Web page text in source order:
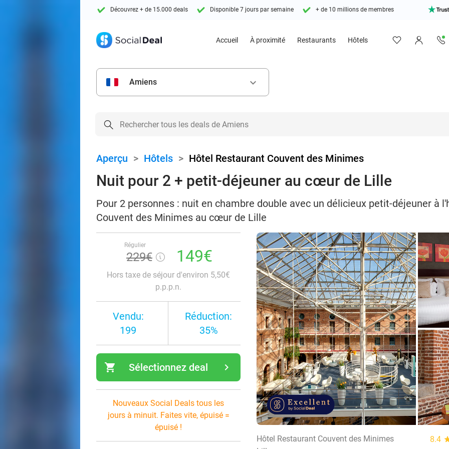
Découvrez + de 15.000 deals Disponible 7 jours par semaine + de 10 millions de membres
Accueil À proximité Restaurants Hôtels
Amiens keyboard_arrow_down
Aperçu > Hôtels > Hôtel Restaurant Couvent des Minimes
Nuit pour 2 + petit-déjeuner au cœur de Lille
Pour 2 personnes : nuit en chambre double avec un délicieux petit-déjeuner à
Couvent des Minimes au cœur de Lille
Régulier
229€ 149€
Hors taxe de séjour d'environ 5,50€
p.p.p.n.
Vendu:
199
Réduction:
35%
shopping_cart navigate_next
Sélectionnez deal
Nouveaux Social Deals tous les
jours à minuit. Faites vite, épuisé =
épuisé !
Hôtel Restaurant Couvent des Minimes 8.4